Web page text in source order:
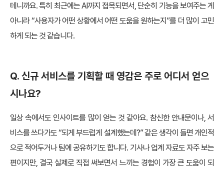
테니까요. 특히 최근에는 AI까지 접목되면서, 단순히 기능을 보여주는 게
아니라 “사용자가 어떤 상황에서 어떤 도움을 원하는지”를 더 많이 고민
하게 되는 것 같습니다.
Q. 신규 서비스를 기획할 때 영감은 주로 어디서 얻으
시나요?
일상 속에서도 인사이트를 많이 얻는 것 같아요. 참신한 안내문이나, 서
비스를 쓰다가도 “되게 부드럽게 설계했는데?” 같은 생각이 들면 개인적
으로 적어두거나 팀에 공유하기도 합니다. 기사나 업계 자료도 자주 보는
편이지만, 결국 실제로 직접 써보면서 느끼는 경험이 가장 큰 도움이 되